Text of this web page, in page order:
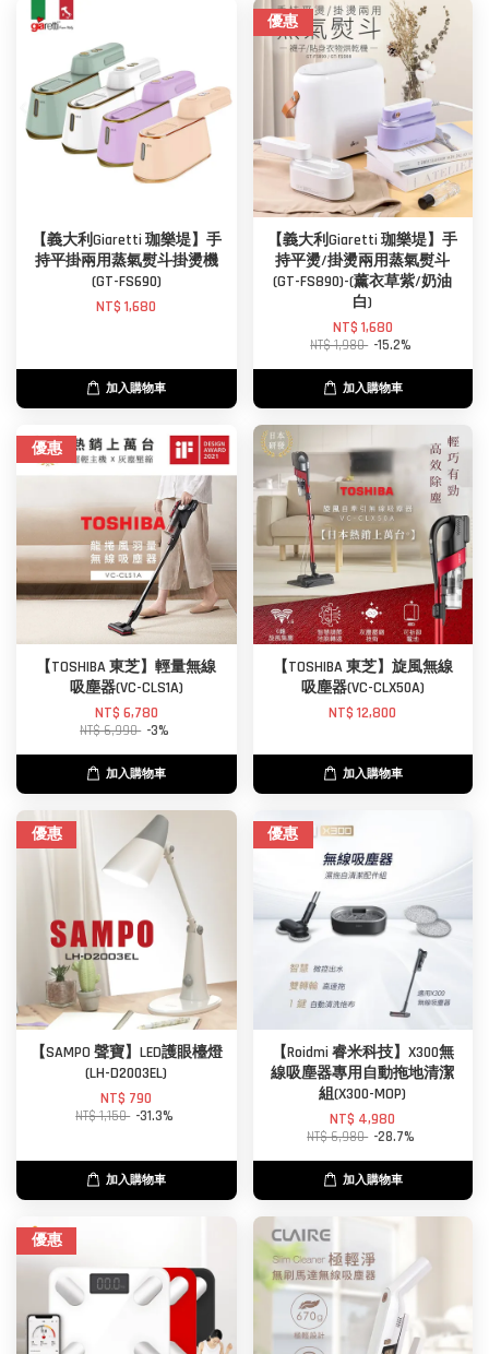
【義大利Giaretti 珈樂堤】手
持平掛兩用蒸氣熨斗掛燙機
(GT-FS690)
NT$ 1,680
加入購物車
優惠
【義大利Giaretti 珈樂堤】手
持平燙/掛燙兩用蒸氣熨斗
(GT-FS890)-(薰衣草紫/奶油
白)
NT$ 1,680
NT$ 1,980 -15.2%
加入購物車
優惠
【TOSHIBA 東芝】輕量無線
吸塵器(VC-CLS1A)
NT$ 6,780
NT$ 6,990 -3%
加入購物車
【TOSHIBA 東芝】旋風無線
吸塵器(VC-CLX50A)
NT$ 12,800
加入購物車
優惠
【SAMPO 聲寶】LED護眼檯燈
(LH-D2003EL)
NT$ 790
NT$ 1,150 -31.3%
加入購物車
優惠
【Roidmi 睿米科技】X300無
線吸塵器專用自動拖地清潔
組(X300-MOP)
NT$ 4,980
NT$ 6,980 -28.7%
加入購物車
優惠